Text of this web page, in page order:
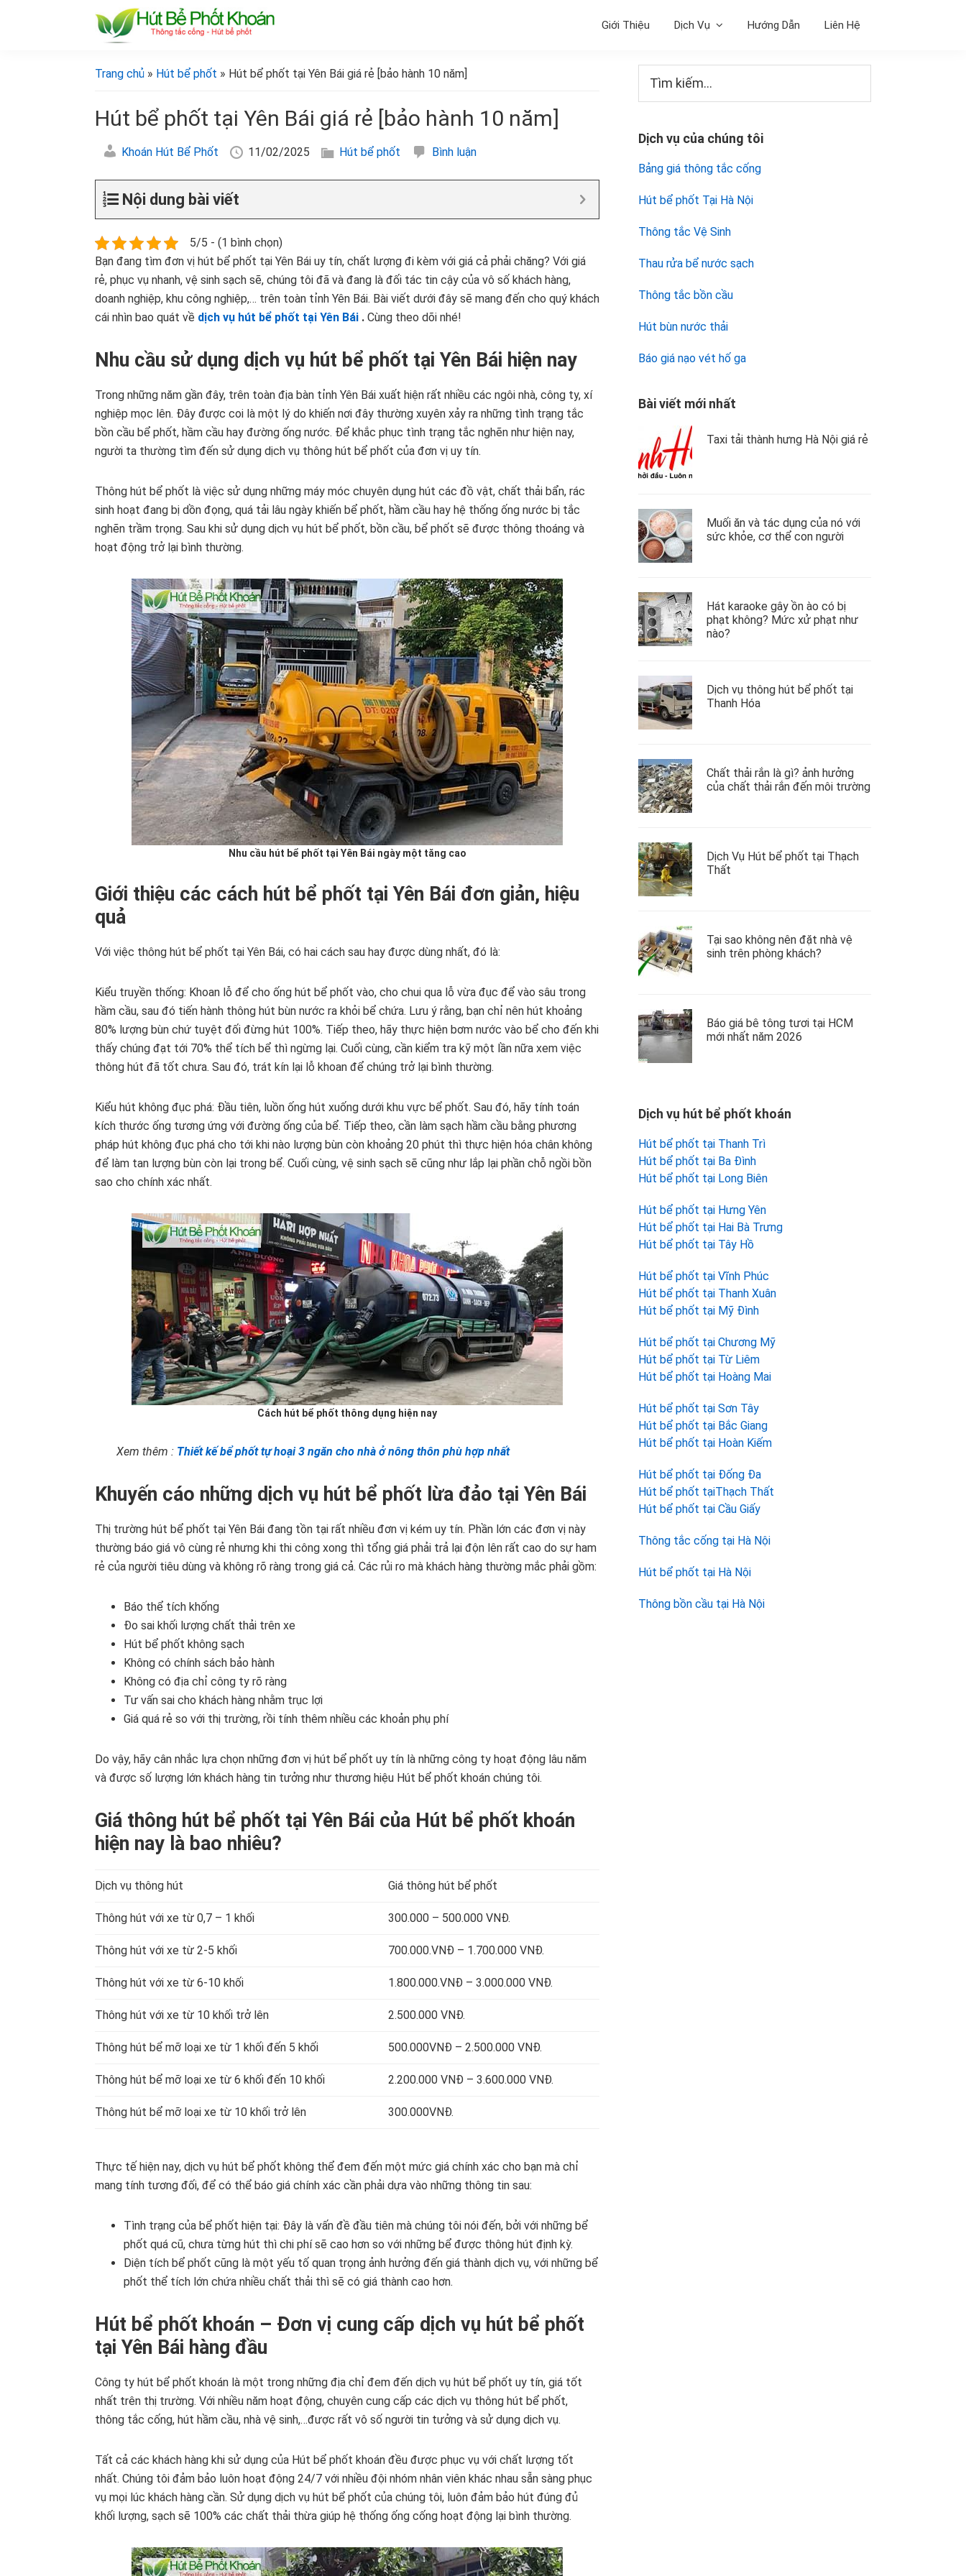
bể
phốt
bể
khoán]
Giới Thiệu Dịch Vụ Hướng Dẫn Liên Hệ
Trang chủ » Hút bể phốt » Hút bể phốt tại Yên Bái giá rẻ [bảo hành 10 năm]
Hút bể phốt tại Yên Bái giá rẻ [bảo hành 10 năm]
Khoán Hút Bể Phốt 11/02/2025 Hút bể phốt Bình luận
Nội dung bài viết
5/5 - (1 bình chọn)
Bạn đang tìm đơn vị hút bể phốt tại Yên Bái uy tín, chất lượng đi kèm với giá cả phải chăng? Với giá
rẻ, phục vụ nhanh, vệ sinh sạch sẽ, chúng tôi đã và đang là đối tác tin cậy của vô số khách hàng,
doanh nghiệp, khu công nghiệp,… trên toàn tỉnh Yên Bái. Bài viết dưới đây sẽ mang đến cho quý khách
cái nhìn bao quát về dịch vụ hút bể phốt tại Yên Bái . Cùng theo dõi nhé!
Nhu cầu sử dụng dịch vụ hút bể phốt tại Yên Bái hiện nay
Trong những năm gần đây, trên toàn địa bàn tỉnh Yên Bái xuất hiện rất nhiều các ngôi nhà, công ty, xí
nghiệp mọc lên. Đây được coi là một lý do khiến nơi đây thường xuyên xảy ra những tình trạng tắc
bồn cầu bể phốt, hầm cầu hay đường ống nước. Để khắc phục tình trạng tắc nghẽn như hiện nay,
người ta thường tìm đến sử dụng dịch vụ thông hút bể phốt của đơn vị uy tín.
Thông hút bể phốt là việc sử dụng những máy móc chuyên dụng hút các đồ vật, chất thải bẩn, rác
sinh hoạt đang bị dồn đọng, quá tải lâu ngày khiến bể phốt, hầm cầu hay hệ thống ống nước bị tắc
nghẽn trầm trọng. Sau khi sử dụng dịch vụ hút bể phốt, bồn cầu, bể phốt sẽ được thông thoáng và
hoạt động trở lại bình thường.
Nhu cầu hút bể phốt tại Yên Bái ngày một tăng cao
Giới thiệu các cách hút bể phốt tại Yên Bái đơn giản, hiệu
quả
Với việc thông hút bể phốt tại Yên Bái, có hai cách sau hay được dùng nhất, đó là:
Kiểu truyền thống: Khoan lỗ để cho ống hút bể phốt vào, cho chui qua lỗ vừa đục để vào sâu trong
hầm cầu, sau đó tiến hành thông hút bùn nước ra khỏi bể chứa. Lưu ý rằng, bạn chỉ nên hút khoảng
80% lượng bùn chứ tuyệt đối đừng hút 100%. Tiếp theo, hãy thực hiện bơm nước vào bể cho đến khi
thấy chúng đạt tới 70% thể tích bể thì ngừng lại. Cuối cùng, cần kiểm tra kỹ một lần nữa xem việc
thông hút đã tốt chưa. Sau đó, trát kín lại lỗ khoan để chúng trở lại bình thường.
Kiểu hút không đục phá: Đầu tiên, luồn ống hút xuống dưới khu vực bể phốt. Sau đó, hãy tính toán
kích thước ống tương ứng với đường ống của bể. Tiếp theo, cần làm sạch hầm cầu bằng phương
pháp hút không đục phá cho tới khi nào lượng bùn còn khoảng 20 phút thì thực hiện hóa chân không
để làm tan lượng bùn còn lại trong bể. Cuối cùng, vệ sinh sạch sẽ cũng như lắp lại phần chỗ ngồi bồn
sao cho chính xác nhất.
Cách hút bể phốt thông dụng hiện nay
Xem thêm : Thiết kế bể phốt tự hoại 3 ngăn cho nhà ở nông thôn phù hợp nhất
Khuyến cáo những dịch vụ hút bể phốt lừa đảo tại Yên Bái
Thị trường hút bể phốt tại Yên Bái đang tồn tại rất nhiều đơn vị kém uy tín. Phần lớn các đơn vị này
thường báo giá vô cùng rẻ nhưng khi thi công xong thì tổng giá phải trả lại độn lên rất cao do sự ham
rẻ của người tiêu dùng và không rõ ràng trong giá cả. Các rủi ro mà khách hàng thường mắc phải gồm:
Báo thể tích khống
Đo sai khối lượng chất thải trên xe
Hút bể phốt không sạch
Không có chính sách bảo hành
Không có địa chỉ công ty rõ ràng
Tư vấn sai cho khách hàng nhằm trục lợi
Giá quá rẻ so với thị trường, rồi tính thêm nhiều các khoản phụ phí
Do vậy, hãy cân nhắc lựa chọn những đơn vị hút bể phốt uy tín là những công ty hoạt động lâu năm
và được số lượng lớn khách hàng tin tưởng như thương hiệu Hút bể phốt khoán chúng tôi.
Giá thông hút bể phốt tại Yên Bái của Hút bể phốt khoán
hiện nay là bao nhiêu?
Dịch vụ thông hút Giá thông hút bể phốt
Thông hút với xe từ 0,7 – 1 khối 300.000 – 500.000 VNĐ.
Thông hút với xe từ 2-5 khối 700.000.VNĐ – 1.700.000 VNĐ.
Thông hút với xe từ 6-10 khối 1.800.000.VNĐ – 3.000.000 VNĐ.
Thông hút với xe từ 10 khối trở lên 2.500.000 VNĐ.
Thông hút bể mỡ loại xe từ 1 khối đến 5 khối 500.000VNĐ – 2.500.000 VNĐ.
Thông hút bể mỡ loại xe từ 6 khối đến 10 khối 2.200.000 VNĐ – 3.600.000 VNĐ.
Thông hút bể mỡ loại xe từ 10 khối trở lên 300.000VNĐ.
Thực tế hiện nay, dịch vụ hút bể phốt không thể đem đến một mức giá chính xác cho bạn mà chỉ
mang tính tương đối, để có thể báo giá chính xác cần phải dựa vào những thông tin sau:
Tình trạng của bể phốt hiện tại: Đây là vấn đề đầu tiên mà chúng tôi nói đến, bởi với những bể
phốt quá cũ, chưa từng hút thì chi phí sẽ cao hơn so với những bể được thông hút định kỳ.
Diện tích bể phốt cũng là một yếu tố quan trọng ảnh hưởng đến giá thành dịch vụ, với những bể
phốt thể tích lớn chứa nhiều chất thải thì sẽ có giá thành cao hơn.
Hút bể phốt khoán – Đơn vị cung cấp dịch vụ hút bể phốt
tại Yên Bái hàng đầu
Công ty hút bể phốt khoán là một trong những địa chỉ đem đến dịch vụ hút bể phốt uy tín, giá tốt
nhất trên thị trường. Với nhiều năm hoạt động, chuyên cung cấp các dịch vụ thông hút bể phốt,
thông tắc cống, hút hầm cầu, nhà vệ sinh,…được rất vô số người tin tưởng và sử dụng dịch vụ.
Tất cả các khách hàng khi sử dụng của Hút bể phốt khoán đều được phục vụ với chất lượng tốt
nhất. Chúng tôi đảm bảo luôn hoạt động 24/7 với nhiều đội nhóm nhân viên khác nhau sẵn sàng phục
vụ mọi lúc khách hàng cần. Sử dụng dịch vụ hút bể phốt của chúng tôi, luôn đảm bảo hút đúng đủ
khối lượng, sạch sẽ 100% các chất thải thừa giúp hệ thống ống cống hoạt động lại bình thường.
Sidebar
chính
kiếm...
Dịch vụ của chúng tôi
Bảng giá thông tắc cống
Hút bể phốt Tại Hà Nội
Thông tắc Vệ Sinh
Thau rửa bể nước sạch
Thông tắc bồn cầu
Hút bùn nước thải
Báo giá nạo vét hố ga
Bài viết mới nhất
Taxi tải thành hưng Hà Nội giá rẻ
Muối ăn và tác dụng của nó với
sức khỏe, cơ thể con người
Hát karaoke gây ồn ào có bị
phạt không? Mức xử phạt như
nào?
Dịch vụ thông hút bể phốt tại
Thanh Hóa
Chất thải rắn là gì? ảnh hưởng
của chất thải rắn đến môi trường
Dịch Vụ Hút bể phốt tại Thạch
Thất
Tại sao không nên đặt nhà vệ
sinh trên phòng khách?
Báo giá bê tông tươi tại HCM
mới nhất năm 2026
Dịch vụ hút bể phốt khoán
Hút bể phốt tại Thanh Trì
Hút bể phốt tại Ba Đình
Hút bể phốt tại Long Biên
Hút bể phốt tại Hưng Yên
Hút bể phốt tại Hai Bà Trưng
Hút bể phốt tại Tây Hồ
Hút bể phốt tại Vĩnh Phúc
Hút bể phốt tại Thanh Xuân
Hút bể phốt tại Mỹ Đình
Hút bể phốt tại Chương Mỹ
Hút bể phốt tại Từ Liêm
Hút bể phốt tại Hoàng Mai
Hút bể phốt tại Sơn Tây
Hút bể phốt tại Bắc Giang
Hút bể phốt tại Hoàn Kiếm
Hút bể phốt tại Đống Đa
Hút bể phốt tạiThạch Thất
Hút bể phốt tại Cầu Giấy
Thông tắc cống tại Hà Nội
Hút bể phốt tại Hà Nội
Thông bồn cầu tại Hà Nội